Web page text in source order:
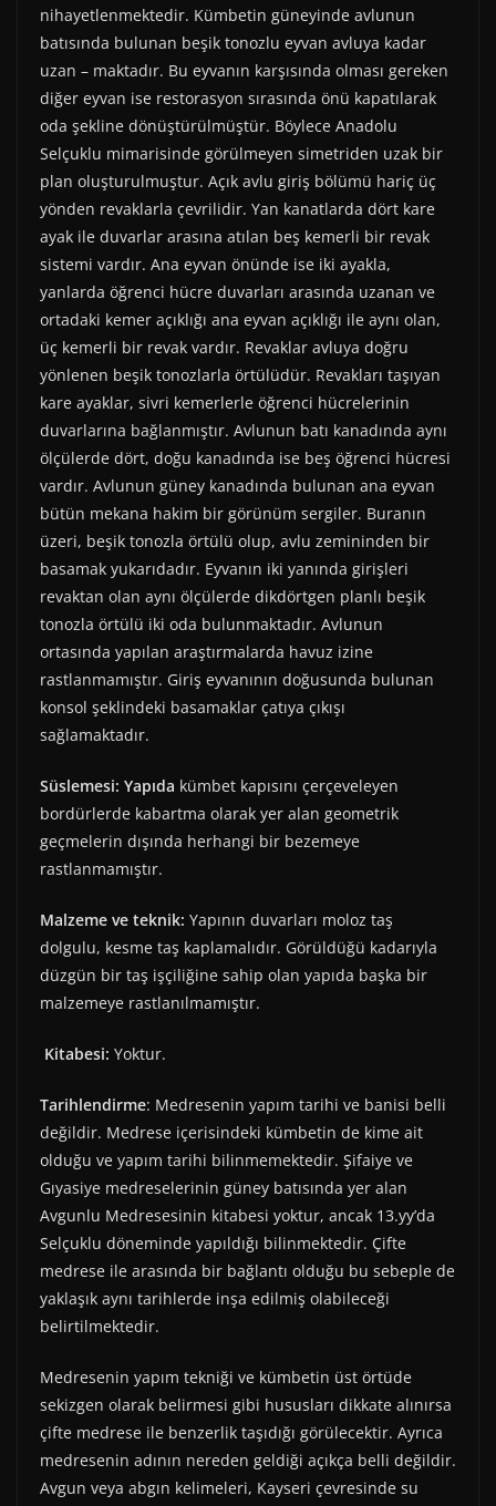
nihayetlenmektedir. Kümbetin güneyinde avlunun
batısında bulunan beşik tonozlu eyvan avluya kadar
uzan – maktadır. Bu eyvanın karşısında olması gereken
diğer eyvan ise restorasyon sırasında önü kapatılarak
oda şekline dönüştürülmüştür. Böylece Anadolu
Selçuklu mimarisinde görülmeyen simetriden uzak bir
plan oluşturulmuştur. Açık avlu giriş bölümü hariç üç
yönden revaklarla çevrilidir. Yan kanatlarda dört kare
ayak ile duvarlar arasına atılan beş kemerli bir revak
sistemi vardır. Ana eyvan önünde ise iki ayakla,
yanlarda öğrenci hücre duvarları arasında uzanan ve
ortadaki kemer açıklığı ana eyvan açıklığı ile aynı olan,
üç kemerli bir revak vardır. Revaklar avluya doğru
yönlenen beşik tonozlarla örtülüdür. Revakları taşıyan
kare ayaklar, sivri kemerlerle öğrenci hücrelerinin
duvarlarına bağlanmıştır. Avlunun batı kanadında aynı
ölçülerde dört, doğu kanadında ise beş öğrenci hücresi
vardır. Avlunun güney kanadında bulunan ana eyvan
bütün mekana hakim bir görünüm sergiler. Buranın
üzeri, beşik tonozla örtülü olup, avlu zemininden bir
basamak yukarıdadır. Eyvanın iki yanında girişleri
revaktan olan aynı ölçülerde dikdörtgen planlı beşik
tonozla örtülü iki oda bulunmaktadır. Avlunun
ortasında yapılan araştırmalarda havuz izine
rastlanmamıştır. Giriş eyvanının doğusunda bulunan
konsol şeklindeki basamaklar çatıya çıkışı
sağlamaktadır.
Süslemesi: Yapıda kümbet kapısını çerçeveleyen
bordürlerde kabartma olarak yer alan geometrik
geçmelerin dışında herhangi bir bezemeye
rastlanmamıştır.
Malzeme ve teknik: Yapının duvarları moloz taş
dolgulu, kesme taş kaplamalıdır. Görüldüğü kadarıyla
düzgün bir taş işçiliğine sahip olan yapıda başka bir
malzemeye rastlanılmamıştır.
Kitabesi: Yoktur.
Tarihlendirme: Medresenin yapım tarihi ve banisi belli
değildir. Medrese içerisindeki kümbetin de kime ait
olduğu ve yapım tarihi bilinmemektedir. Şifaiye ve
Gıyasiye medreselerinin güney batısında yer alan
Avgunlu Medresesinin kitabesi yoktur, ancak 13.yy’da
Selçuklu döneminde yapıldığı bilinmektedir. Çifte
medrese ile arasında bir bağlantı olduğu bu sebeple de
yaklaşık aynı tarihlerde inşa edilmiş olabileceği
belirtilmektedir.
Medresenin yapım tekniği ve kümbetin üst örtüde
sekizgen olarak belirmesi gibi hususları dikkate alınırsa
çifte medrese ile benzerlik taşıdığı görülecektir. Ayrıca
medresenin adının nereden geldiği açıkça belli değildir.
Avgun veya abgın kelimeleri, Kayseri çevresinde su